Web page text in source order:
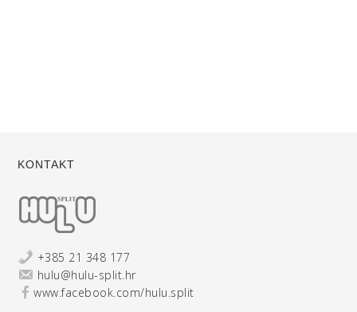
KONTAKT
+385 21 348 177
hulu@hulu-split.hr
www.facebook.com/hulu.split